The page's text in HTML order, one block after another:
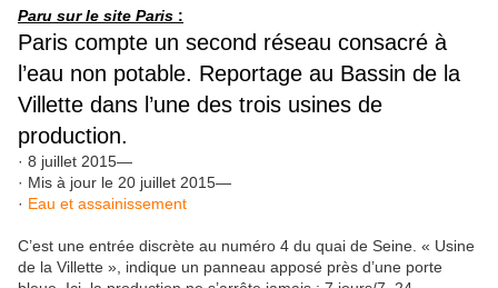
Paru sur le site Paris :
Paris compte un second réseau consacré à
l’eau non potable. Reportage au Bassin de la
Villette dans l’une des trois usines de
production.
· 8 juillet 2015—
· Mis à jour le 20 juillet 2015—
· Eau et assainissement
C’est une entrée discrète au numéro 4 du quai de Seine. « Usine
de la Villette », indique un panneau apposé près d’une porte